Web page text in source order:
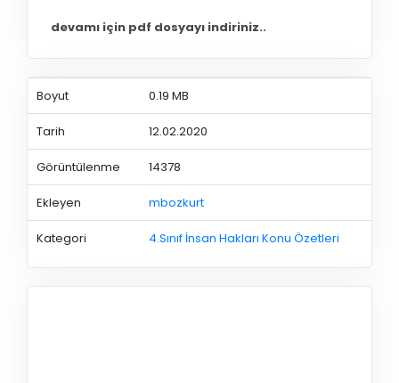
devamı için pdf dosyayı indiriniz..
Boyut 0.19 MB
Tarih 12.02.2020
Görüntülenme 14378
Ekleyen mbozkurt
Kategori 4.Sınıf İnsan Hakları Konu Özetleri